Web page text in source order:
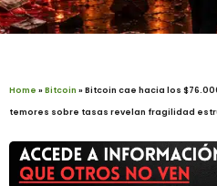
Home »Bitcoin »Bitcoin cae hacia los
temores sobre tasas revelan fragilidad